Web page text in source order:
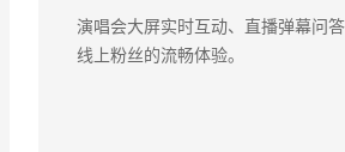
演唱会大屏实时互动、直播弹幕问
线上粉丝的流畅体验。